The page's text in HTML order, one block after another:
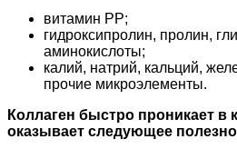
витамин РР;
гидроксипролин, пролин,
аминокислоты;
калий, натрий, кальций,
прочие микроэлементы.
Коллаген быстро проникает в
оказывает следующее